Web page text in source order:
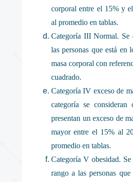
corporal entre el 15% y
al promedio en tablas.
Categoría III Normal. Se
las personas que está en
masa corporal con
cuadrado.
Categoría IV exceso de
categoría se consideran
presentan un exceso de
mayor entre el 15% al
promedio en tablas.
Categoría V obesidad. Se
rango a las personas